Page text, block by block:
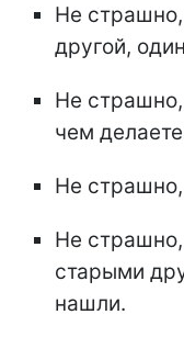
Не
другой,
Не
чем
Не
Не
старыми
нашли.